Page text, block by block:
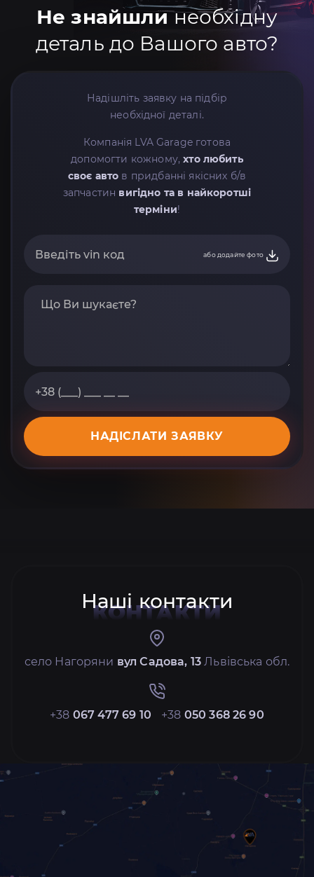
Не знайшлинеобхідну
деталь до Вашого авто?
Надішліть заявку на підбір
необхідної деталі.
Компанія LVA Garage готова
допомогти кожному,хто любить
своє авто в придбанні якісних б/в
запчастин вигідно та в найкоротші
терміни!
або додайте фото
НАДІСЛАТИ ЗАЯВКУ
Наші контакти
КОНТАКТИ
село Нагоряни вул Садова, 13 Львівська обл.
+38 067 477 69 10 +38 050 368 26 90